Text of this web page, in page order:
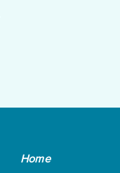
Home